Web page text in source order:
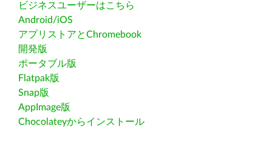
ビジネスユーザーはこちら
Android/iOS
アプリストアとChromebook
開発版
ポータブル版
Flatpak版
Snap版
AppImage版
Chocolateyからインストール